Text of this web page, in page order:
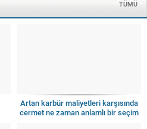
TÜMÜ
Artan karbür maliyetleri karşısında
cermet ne zaman anlamlı bir seçim